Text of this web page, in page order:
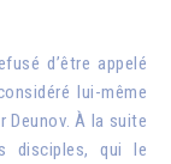
d’être appelé
lui-même
Deunov. À la suite
disciples, qui le